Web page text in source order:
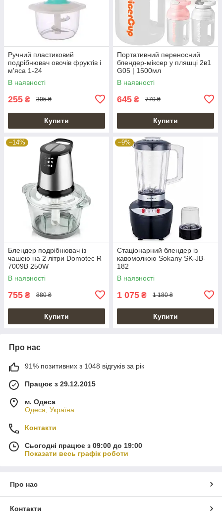
Ручний пластиковий
подрібнювач овочів фруктів і
м'яса 1-24
В наявності
255 ₴ 305 ₴
Купити
Портативний переносний
блендер-міксер у пляшці 2в1
G05 | 1500мл
В наявності
645 ₴ 770 ₴
Купити
–14%
Блендер подрібнювач із
чашею на 2 літри Domotec R
7009B 250W
В наявності
755 ₴ 880 ₴
Купити
–9%
Стаціонарний блендер із
кавомолкою Sokany SK-JB-
182
В наявності
1 075 ₴ 1 180 ₴
Купити
Про нас
91% позитивних з 1048 відгуків за рік
Працює з 29.12.2015
м. Одеса
Одеса, Україна
Контакти
Сьогодні працює з 09:00 до 19:00
Показати весь графік роботи
Про нас
Контакти